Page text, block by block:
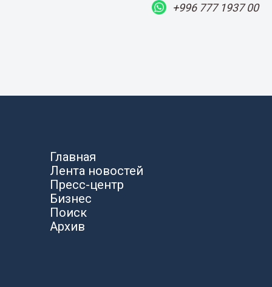
+996 777 1937 00
Главная
Лента новостей
Пресс-центр
Бизнес
Поиск
Архив